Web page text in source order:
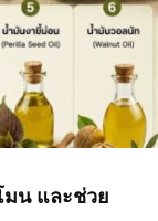
น และช่วย